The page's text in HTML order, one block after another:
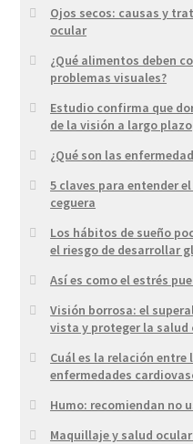
Ojos secos: causas y
ocular
¿Qué alimentos deben
problemas visuales?
Estudio confirma que
de la visión a largo plazo
¿Qué son las
5 claves para entender
ceguera
Los hábitos de sueño
el riesgo de desarrollar
Así es como el estrés
Visión borrosa: el
vista y proteger la salud
Cuál es la relación entre
enfermedades
Humo: recomiendan no
Maquillaje y salud